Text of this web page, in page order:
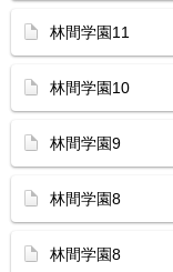
林間学園11
林間学園10
林間学園9
林間学園8
林間学園8